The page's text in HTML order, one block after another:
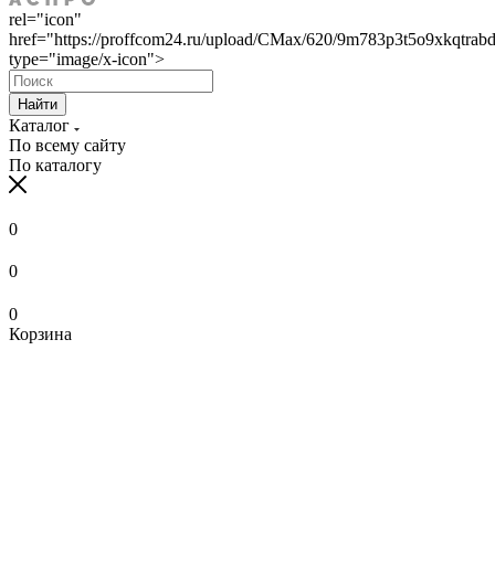
rel="icon"
href="https://proffcom24.ru/upload/CMax/620/
type="image/x-icon">
Найти
Каталог
По всему сайту
По каталогу
0
0
0
Корзина